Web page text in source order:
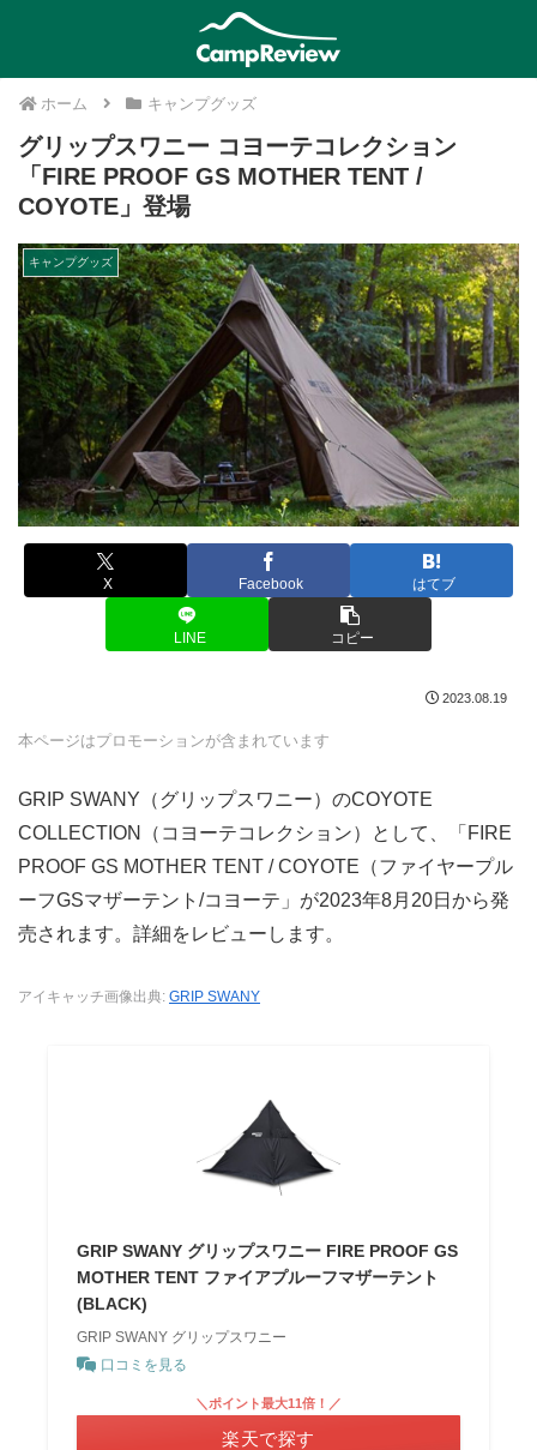
ホーム キャンプグッズ
グリップスワニー コヨーテコレクション
「FIRE PROOF GS MOTHER TENT /
COYOTE」登場
キャンプグッズ
X Facebook はてブ
LINE コピー
2023.08.19
本ページはプロモーションが含まれています
GRIP SWANY（グリップスワニー）のCOYOTE
COLLECTION（コヨーテコレクション）として、「FIRE
PROOF GS MOTHER TENT / COYOTE（ファイヤープル
ーフGSマザーテント/コヨーテ」が2023年8月20日から発
売されます。詳細をレビューします。
アイキャッチ画像出典: GRIP SWANY
GRIP SWANY グリップスワニー FIRE PROOF GS
MOTHER TENT ファイアプルーフマザーテント
(BLACK)
GRIP SWANY グリップスワニー
口コミを見る
＼ポイント最大11倍！／
楽天で探す